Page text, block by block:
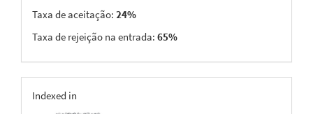
Taxa de aceitação: 24%
Taxa de rejeição na entrada: 65%
indexing
Indexed in